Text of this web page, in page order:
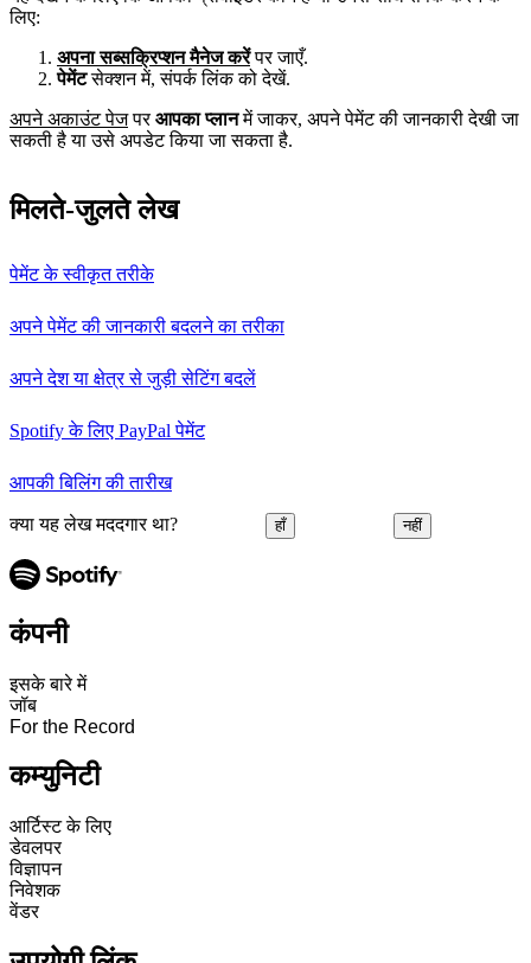
लिए:
अपना सब्सक्रिप्शन मैनेज करेंपर जाएँ.
पेमेंटसेक्शन में, संपर्क लिंक को देखें.
अपने अकाउंट पेजपरआपका प्लानमें जाकर, अपने पेमेंट की जानकारी देखी जा
सकती है या उसे अपडेट किया जा सकता है.
मिलते-जुलते लेख
पेमेंट के स्वीकृत तरीके
अपने पेमेंट की जानकारी बदलने का तरीका
अपने देश या क्षेत्र से जुड़ी सेटिंग बदलें
Spotify के लिए PayPal पेमेंट
आपकी बिलिंग की तारीख
क्या यह लेख मददगार था? हाँ नहीं
कंपनी
इसके बारे में
जॉब
For the Record
कम्युनिटी
आर्टिस्ट के लिए
डेवलपर
विज्ञापन
निवेशक
वेंडर